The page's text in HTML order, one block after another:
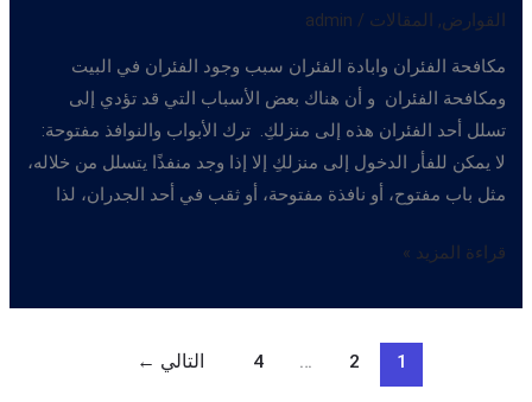
القوارض, المقالات /
admin
مكافحة الفئران وابادة الفئران سبب وجود الفئران في البيت
ومكافحة الفئران و أن هناك بعض الأسباب التي قد تؤدي إلى
تسلل أحد الفئران هذه إلى منزلكِ. ترك الأبواب والنوافذ مفتوحة:
لا يمكن للفأر الدخول إلى منزلكِ إلا إذا وجد منفذًا يتسلل من خلاله،
مثل باب مفتوح، أو نافذة مفتوحة، أو ثقب في أحد الجدران، لذا
مكافحة
وسبب
قراءة المزيد »
1
2
…
4 التالي ←